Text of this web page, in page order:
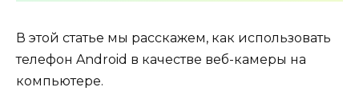
В этой статье мы расскажем, как использовать
телефон Android в качестве веб-камеры на
компьютере.